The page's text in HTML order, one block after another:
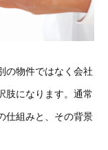
の物件ではなく会社
肢になります。通常
仕組みと、その背景